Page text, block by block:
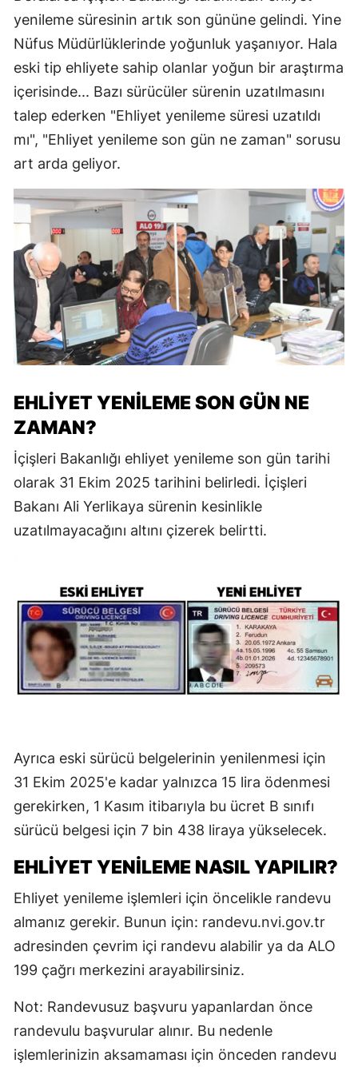
yenileme süresinin artık son gününe gelindi. Yine
Nüfus Müdürlüklerinde yoğunluk yaşanıyor. Hala
eski tip ehliyete sahip olanlar yoğun bir araştırma
içerisinde... Bazı sürücüler sürenin uzatılmasını
talep ederken "Ehliyet yenileme süresi uzatıldı
mı", "Ehliyet yenileme son gün ne zaman" sorusu
art arda geliyor.
EHLİYET YENİLEME SON GÜN NE
ZAMAN?
İçişleri Bakanlığı ehliyet yenileme son gün tarihi
olarak 31 Ekim 2025 tarihini belirledi. İçişleri
Bakanı Ali Yerlikaya sürenin kesinlikle
uzatılmayacağını altını çizerek belirtti.
Ayrıca eski sürücü belgelerinin yenilenmesi için
31 Ekim 2025'e kadar yalnızca 15 lira ödenmesi
gerekirken, 1 Kasım itibarıyla bu ücret B sınıfı
sürücü belgesi için 7 bin 438 liraya yükselecek.
EHLİYET YENİLEME NASIL YAPILIR?
Ehliyet yenileme işlemleri için öncelikle randevu
almanız gerekir. Bunun için: randevu.nvi.gov.tr
adresinden çevrim içi randevu alabilir ya da ALO
199 çağrı merkezini arayabilirsiniz.
Not: Randevusuz başvuru yapanlardan önce
randevulu başvurular alınır. Bu nedenle
işlemlerinizin aksamaması için önceden randevu